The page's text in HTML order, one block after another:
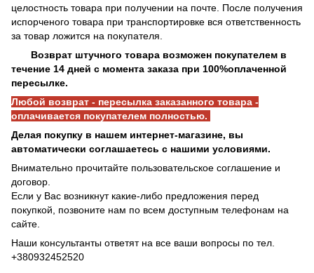
целостность товара при получении на почте. После получения
испорченого товара при транспортировке вся ответственность
за товар ложится на покупателя.
Возврат штучного товара возможен покупателем в
течение 14 дней с момента заказа при 100%оплаченной
пересылке.
Любой возврат - пересылка заказанного товара -
оплачивается покупателем полностью.
Делая покупку в нашем интернет-магазине, вы
автоматически соглашаетесь с нашими условиями.
Внимательно прочитайте пользовательское соглашение и
договор.
Если у Вас возникнут какие-либо предложения перед
покупкой, позвоните нам по всем доступным телефонам на
сайте.
Наши консультанты ответят на все ваши вопросы по тел.
+380932452520